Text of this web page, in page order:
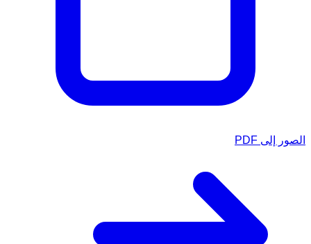
الصور إلى PDF